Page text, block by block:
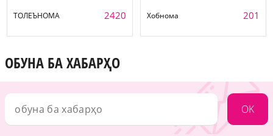
ТОЛЕЪНОМА 2420 Хобнома 201
ОБУНА БА ХАБАРҲО
OK